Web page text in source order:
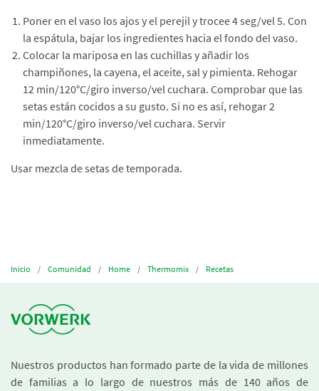
Poner en el vaso los ajos y el perejil y trocee 4 seg/vel 5. Con
la espátula, bajar los ingredientes hacia el fondo del vaso.
Colocar la mariposa en las cuchillas y añadir los
champiñones, la cayena, el aceite, sal y pimienta. Rehogar
12 min/120°C/giro inverso/vel cuchara. Comprobar que las
setas están cocidos a su gusto. Si no es así, rehogar 2
min/120°C/giro inverso/vel cuchara. Servir
inmediatamente.
Usar mezcla de setas de temporada.
Inicio Comunidad Home Thermomix Recetas
Nuestros productos han formado parte de la vida de millones
de familias a lo largo de nuestros más de 140 años de